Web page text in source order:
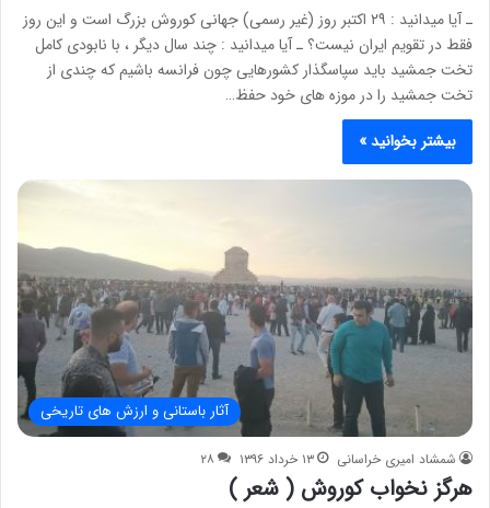
ـ آیا میدانید : ۲۹ اکتبر روز (غیر رسمی) جهانی کوروش بزرگ است و این روز
فقط در تقویم ایران نیست؟ ـ آیا میدانید : چند سال دیگر ، با نابودی کامل
تخت جمشید باید سپاسگذار کشورهایی چون فرانسه باشیم که چندی از
تخت جمشید را در موزه های خود حفظ…
بیشتر بخوانید »
آثار باستانی و ارزش های تاریخی
شمشاد امیری خراسانی ۱۳ خرداد ۱۳۹۶ ۲۸
هرگز نخواب کوروش ( شعر )